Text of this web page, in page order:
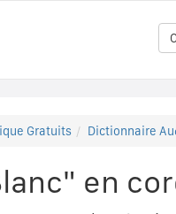
Gratuits Dictionnaire
en